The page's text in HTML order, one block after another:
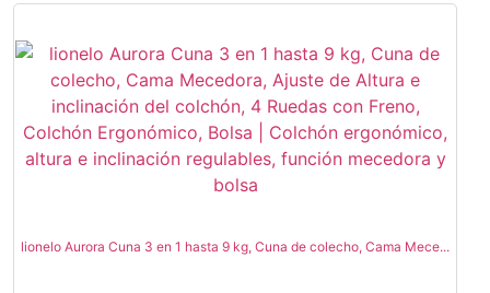
lionelo Aurora Cuna 3 en 1 hasta 9 kg, Cuna de colecho, Cama Mece...